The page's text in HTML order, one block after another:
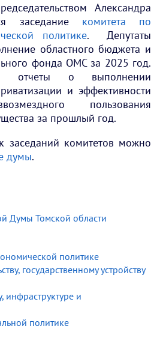
Александра
заседание комитета по
политике. Депутаты
областного бюджета и
фонда ОМС за 2025 год.
отчеты о выполнении
и эффективности
пользования
за прошлый год.
заседаний комитетов можно
думы.
Думы Томской области
политике
государственному устройству
инфраструктуре и
политике